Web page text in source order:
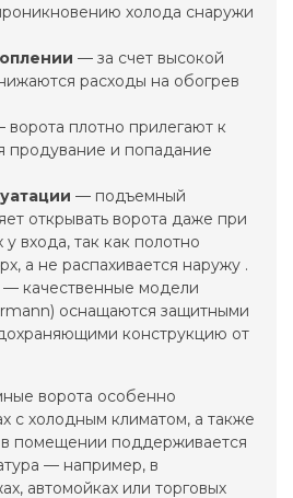
холода снаружи
— за счет высокой
расходы на обогрев
ворота плотно прилегают к
продувание и попадание
— подъемный
открывать ворота даже при
у входа, так как полотно
а не распахивается наружу .
— качественные модели
оснащаются защитными
конструкцию от
ворота особенно
с холодным климатом, а также
в помещении поддерживается
— например, в
автомойках или торговых